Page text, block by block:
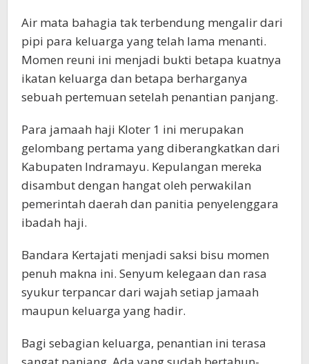
Air mata bahagia tak terbendung mengalir dari
pipi para keluarga yang telah lama menanti.
Momen reuni ini menjadi bukti betapa kuatnya
ikatan keluarga dan betapa berharganya
sebuah pertemuan setelah penantian panjang.
Para jamaah haji Kloter 1 ini merupakan
gelombang pertama yang diberangkatkan dari
Kabupaten Indramayu. Kepulangan mereka
disambut dengan hangat oleh perwakilan
pemerintah daerah dan panitia penyelenggara
ibadah haji.
Bandara Kertajati menjadi saksi bisu momen
penuh makna ini. Senyum kelegaan dan rasa
syukur terpancar dari wajah setiap jamaah
maupun keluarga yang hadir.
Bagi sebagian keluarga, penantian ini terasa